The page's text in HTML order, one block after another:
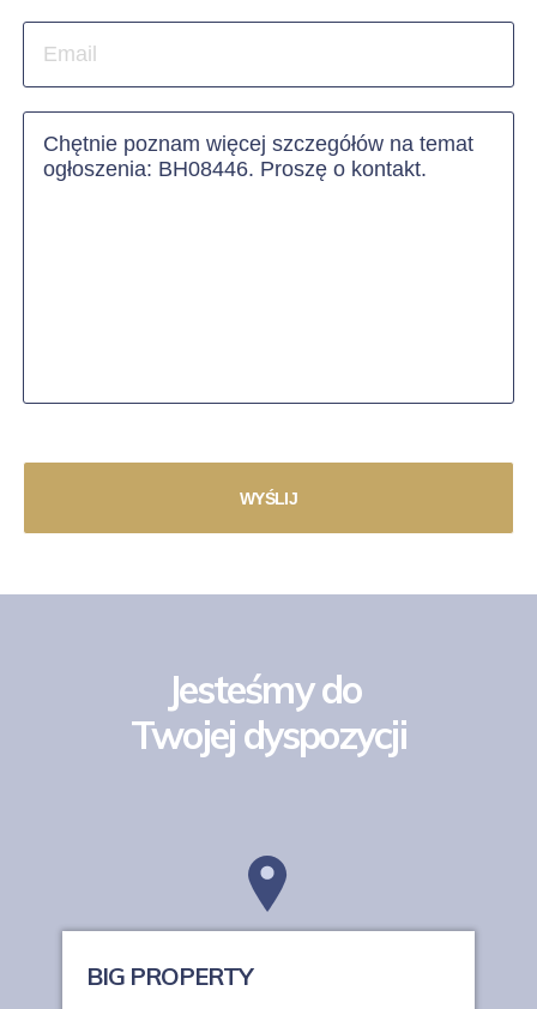
Jesteśmy do
Twojej dyspozycji
BIG PROPERTY